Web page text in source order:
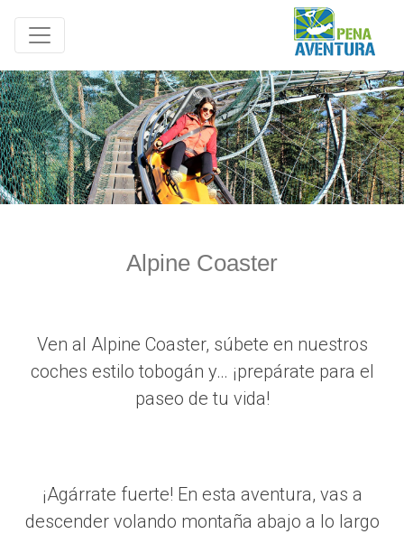
Alpine Coaster
Ven al Alpine Coaster, súbete en nuestros
coches estilo tobogán y… ¡prepárate para el
paseo de tu vida!
¡Agárrate fuerte! En esta aventura, vas a
descender volando montaña abajo a lo largo